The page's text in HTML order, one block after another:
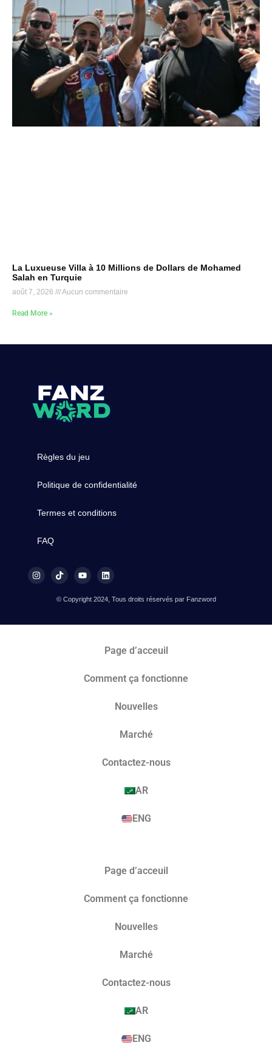
La Luxueuse Villa à 10 Millions de Dollars de Mohamed
Salah en Turquie
août 7, 2026 Aucun commentaire
Read More »
Règles du jeu
Politique de confidentialité
Termes et conditions
FAQ
© Copyright 2024, Tous droits réservés par Fanzword
Page d’acceuil
Comment ça fonctionne
Nouvelles
Marché​
Contactez-nous
AR
ENG
Page d’acceuil
Comment ça fonctionne
Nouvelles
Marché​
Contactez-nous
AR
ENG